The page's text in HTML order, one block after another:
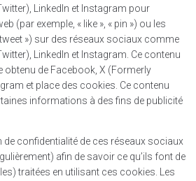
LinkedIn et Instagram pour
(par exemple, « like », « pin ») ou les
») sur des réseaux sociaux comme
LinkedIn et Instagram. Ce contenu
obtenu de Facebook, X (Formerly
et place des cookies. Ce contenu
informations à des fins de publicité
de confidentialité de ces réseaux sociaux
afin de savoir ce qu’ils font de
traitées en utilisant ces cookies. Les